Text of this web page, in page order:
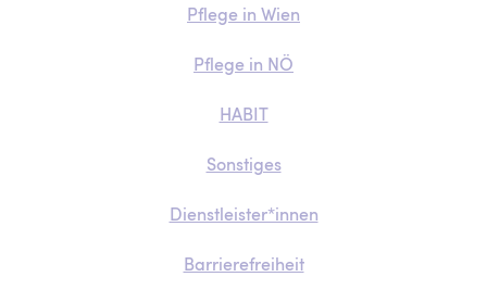
Pflege in Wien
Pflege in NÖ
HABIT
Sonstiges
Dienstleister*innen
Barrierefreiheit